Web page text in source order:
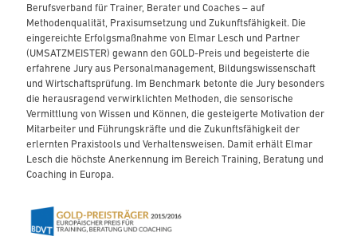
Berufsverband für Trainer, Berater und Coaches – auf
Methodenqualität, Praxisumsetzung und Zukunftsfähigkeit. Die
eingereichte Erfolgsmaßnahme von Elmar Lesch und Partner
(UMSATZMEISTER) gewann den GOLD-Preis und begeisterte die
erfahrene Jury aus Personalmanagement, Bildungswissenschaft
und Wirtschaftsprüfung. Im Benchmark betonte die Jury besonders
die herausragend verwirklichten Methoden, die sensorische
Vermittlung von Wissen und Können, die gesteigerte Motivation der
Mitarbeiter und Führungskräfte und die Zukunftsfähigkeit der
erlernten Praxistools und Verhaltensweisen. Damit erhält Elmar
Lesch die höchste Anerkennung im Bereich Training, Beratung und
Coaching in Europa.